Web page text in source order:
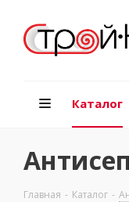
Каталог
Главная - Каталог -